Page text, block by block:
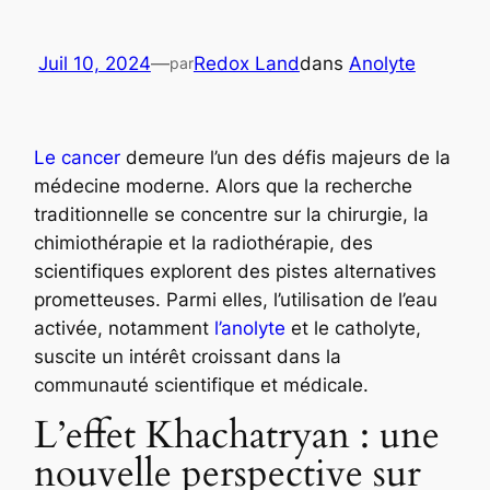
Juil 10, 2024—parRedox Landdans Anolyte
Le cancer demeure l’un des défis majeurs de la
médecine moderne. Alors que la recherche
traditionnelle se concentre sur la chirurgie, la
chimiothérapie et la radiothérapie, des
scientifiques explorent des pistes alternatives
prometteuses. Parmi elles, l’utilisation de l’eau
activée, notamment l’anolyte et le catholyte,
suscite un intérêt croissant dans la
communauté scientifique et médicale.
L’effet Khachatryan : une
nouvelle perspective sur